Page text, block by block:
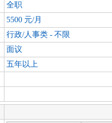
全职
5500 元/月
行政/人事类 - 不限
面议
五年以上